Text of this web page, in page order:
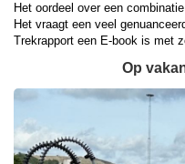
Het oordeel over een
Het vraagt een veel
Trekrapport een E-book is met
Op